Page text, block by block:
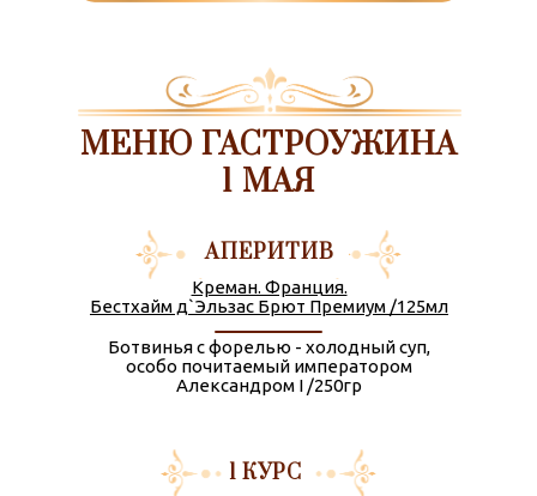
Будет интересно и вкусно
РАССКАЗ
МЕНЮ ГАСТРОУЖИНА
1 МАЯ
1 КУРС
Креман. Франция.
Бестхайм д`Эльзас Брют Премиум /125мл
Ботвинья с форелью - холодный суп,
особо почитаемый императором
Александром I /250гр
АПЕРИТИВ